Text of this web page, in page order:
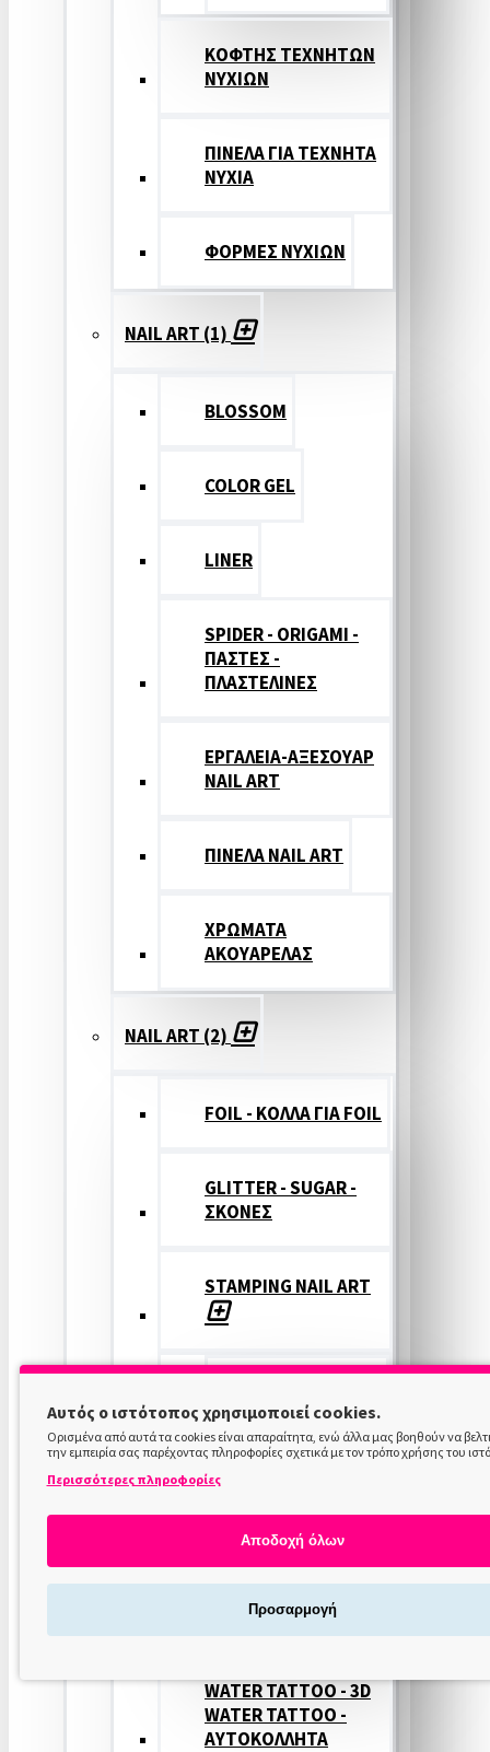
ΚΟΦΤΗΣ ΤΕΧΝΗΤΩΝ
ΝΥΧΙΩΝ
ΠΙΝΕΛΑ ΓΙΑ ΤΕΧΝΗΤΑ
ΝΥΧΙΑ
ΦΟΡΜΕΣ ΝΥΧΙΩΝ
NAIL ART (1)
BLOSSOM
COLOR GEL
LINER
SPIDER - ORIGAMI -
ΠΑΣΤΕΣ -
ΠΛΑΣΤΕΛΙΝΕΣ
ΕΡΓΑΛΕΙΑ-ΑΞΕΣΟΥΑΡ
NAIL ART
ΠΙΝΕΛΑ NAIL ART
ΧΡΩΜΑΤΑ
ΑΚΟΥΑΡΕΛΑΣ
NAIL ART (2)
FOIL - ΚΟΛΛΑ ΓΙΑ FOIL
GLITTER - SUGAR -
ΣΚΟΝΕΣ
STAMPING NAIL ART
COLOR
ΝΥΧΙΩΝ
ΣΦΡΑΓΙΔΕΣ
ΝΥΧΙΩΝ
WATER TATTOO - 3D
WATER TATTOO -
ΑΥΤΟΚΟΛΛΗΤΑ
Αυτός ο ιστότοπος χρησιμοποιεί cookies.
Ορισμένα από αυτά τα cookies είναι απαραίτητα, ενώ άλλα μας βοηθούν να
την εμπειρία σας παρέχοντας πληροφορίες σχετικά με τον τρόπο χρήσης του
Περισσότερες πληροφορίες
Αποδοχή όλων
Προσαρμογή